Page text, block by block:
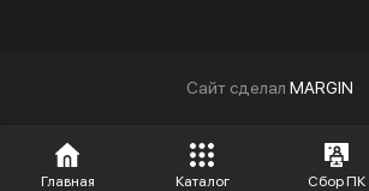
Cайт сделал MARGIN
Главная Каталог Сбор ПК